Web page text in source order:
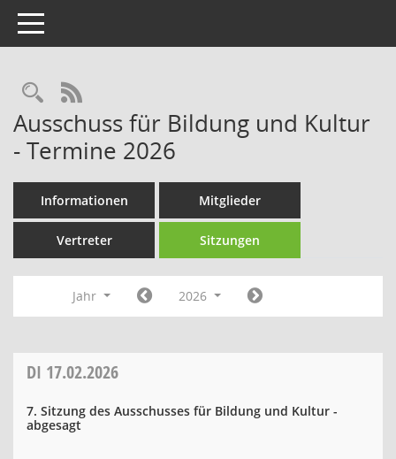
Toggle navigation
Rechercheauswahl
RSS-Feed
Ausschuss für Bildung und Kultur
- Termine 2026
Informationen Mitglieder
Vertreter Sitzungen
Jahr 2026
DI 17.02.2026
7. Sitzung des Ausschusses für Bildung und Kultur -
abgesagt